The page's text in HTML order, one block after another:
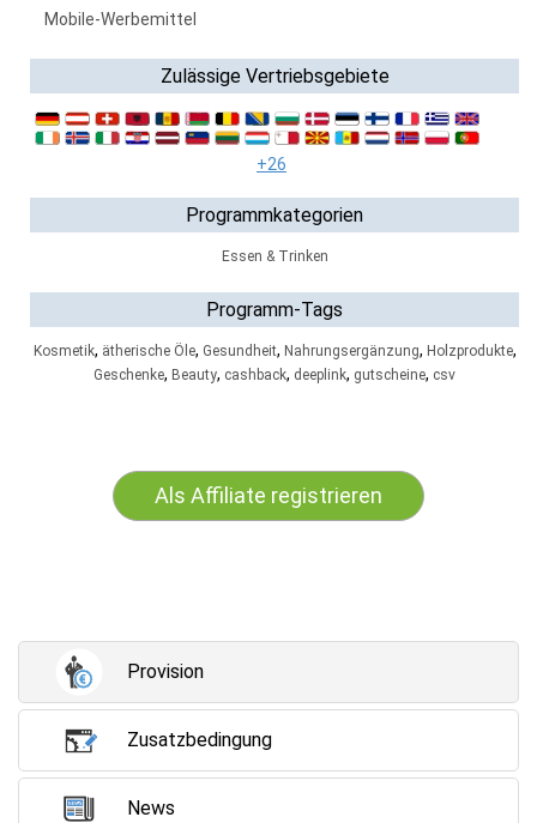
Mobile-Werbemittel
Zulässige Vertriebsgebiete
+26
Programmkategorien
Essen & Trinken
Programm-Tags
Kosmetik, ätherische Öle, Gesundheit, Nahrungsergänzung, Holzprodukte,
Geschenke, Beauty, cashback, deeplink, gutscheine, csv
Als Affiliate registrieren
Provision
Zusatzbedingung
News